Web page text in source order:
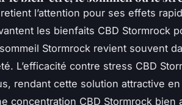
l’attention pour ses effets
les bienfaits CBD Stormrock
Stormrock revient souvent
L’efficacité contre stress CBD
rendant cette solution attractive
concentration CBD Stormrock bien